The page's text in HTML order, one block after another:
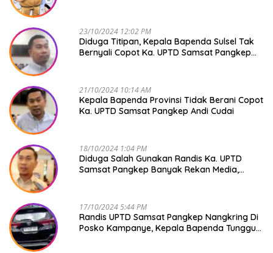
23/10/2024 12:02 PM
Diduga Titipan, Kepala Bapenda Sulsel Tak
Bernyali Copot Ka. UPTD Samsat Pangkep
21/10/2024 10:14 AM
Kepala Bapenda Provinsi Tidak Berani Copot
Ka. UPTD Samsat Pangkep Andi Cudai
18/10/2024 1:04 PM
Diduga Salah Gunakan Randis Ka. UPTD
Samsat Pangkep Banyak Rekan Media,
17/10/2024 5:44 PM
Randis UPTD Samsat Pangkep Nangkring Di
Posko Kampanye, Kepala Bapenda Tunggu